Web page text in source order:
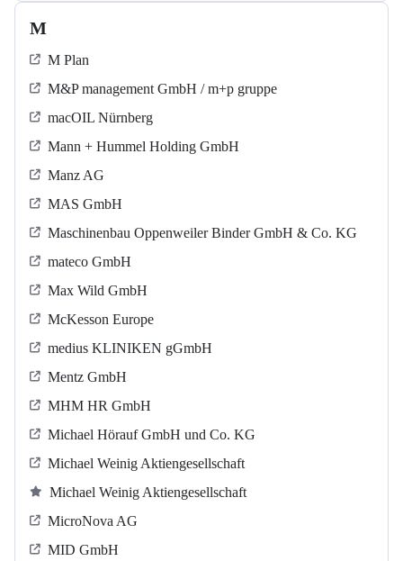
M
M Plan
M&P management GmbH / m+p gruppe
macOIL Nürnberg
Mann + Hummel Holding GmbH
Manz AG
MAS GmbH
Maschinenbau Oppenweiler Binder GmbH & Co. KG
mateco GmbH
Max Wild GmbH
McKesson Europe
medius KLINIKEN gGmbH
Mentz GmbH
MHM HR GmbH
Michael Hörauf GmbH und Co. KG
Michael Weinig Aktiengesellschaft
Michael Weinig Aktiengesellschaft
MicroNova AG
MID GmbH